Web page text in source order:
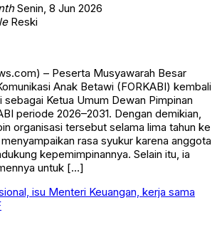
Senin, 8 Jun 2026
Reski
– Peserta Musyawarah Besar
Anak Betawi (FORKABI) kembali
sebagai Ketua Umum Dewan Pimpinan
periode 2026–2031. Dengan demikian,
organisasi tersebut selama lima tahun ke
rasa syukur karena anggota
kepemimpinannya. Selain itu, ia
untuk […]